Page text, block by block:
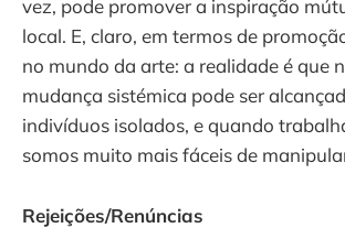
vez, pode promover a inspiração
local. E, claro, em termos de
no mundo da arte: a realidade é que
mudança sistémica pode ser
indivíduos isolados, e quando
somos muito mais fáceis de
Rejeições/Renúncias